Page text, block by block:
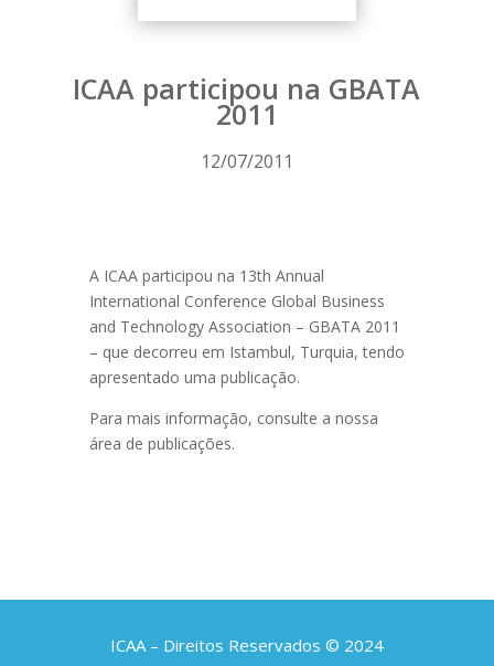
ICAA participou na GBATA
2011
12/07/2011
A ICAA participou na 13th Annual
International Conference Global Business
and Technology Association – GBATA 2011
– que decorreu em Istambul, Turquia, tendo
apresentado uma publicação.
Para mais informação, consulte a nossa
área de publicações.
ICAA – Direitos Reservados © 2024